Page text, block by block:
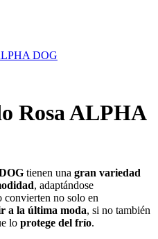
Rosa ALPHA
tienen una gran variedad
, adaptándose
convierten no solo en
a la última moda, si no también
lo protege del frío.